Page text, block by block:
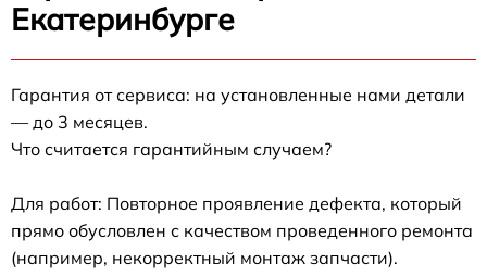
Екатеринбурге
Гарантия от сервиса: на установленные нами детали
— до 3 месяцев.
Что считается гарантийным случаем?
Для работ: Повторное проявление дефекта, который
прямо обусловлен с качеством проведенного ремонта
(например, некорректный монтаж запчасти).